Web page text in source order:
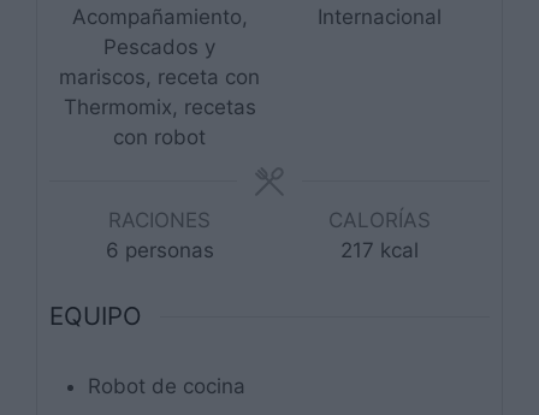
Acompañamiento,
Pescados y
mariscos, receta con
Thermomix, recetas
con robot
Internacional
RACIONES
6 personas
CALORÍAS
217 kcal
EQUIPO
Robot de cocina